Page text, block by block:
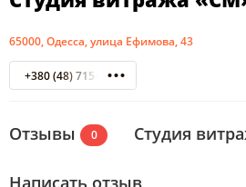
65000, Одесса, улица Ефимова, 43
+380 (48) 715-28-74
Отзывы 0 Студия